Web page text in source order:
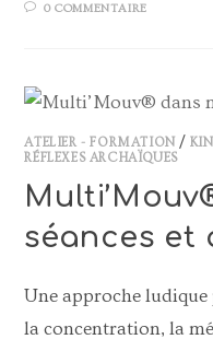
0 COMMENTAIRE
ATELIER - FORMATION /
RÉFLEXES ARCHAÏQUES
séances et
Une approche
la concentration, la